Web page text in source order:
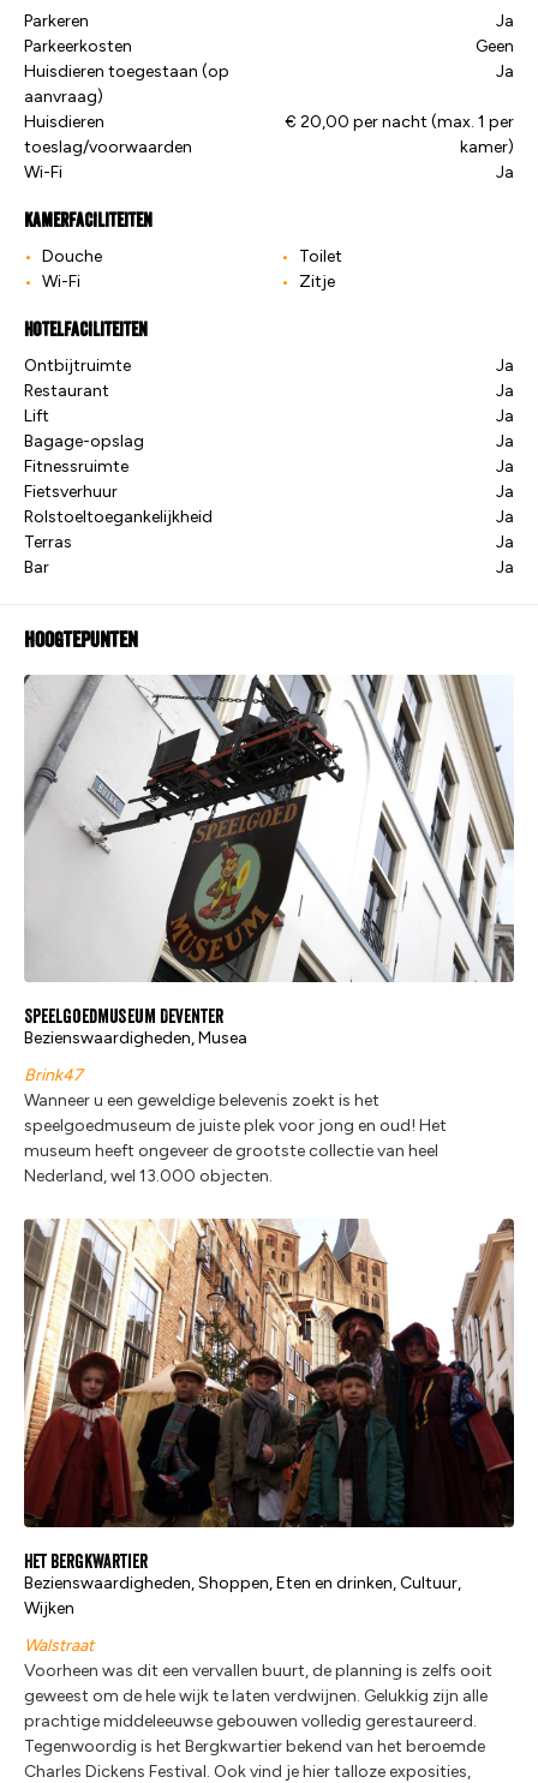
Parkeren
Ja
Parkeerkosten
Geen
Huisdieren toegestaan (op
aanvraag)
Ja
Huisdieren
toeslag/voorwaarden
€ 20,00 per nacht (max. 1 per
kamer)
Wi-Fi
Ja
Kamerfaciliteiten
Douche
Toilet
Wi-Fi
Zitje
Hotelfaciliteiten
Ontbijtruimte
Ja
Restaurant
Ja
Lift
Ja
Bagage-opslag
Ja
Fitnessruimte
Ja
Fietsverhuur
Ja
Rolstoeltoegankelijkheid
Ja
Terras
Ja
Bar
Ja
Hoogtepunten
Speelgoedmuseum Deventer
Bezienswaardigheden, Musea
Brink47
Wanneer u een geweldige belevenis zoekt is het
speelgoedmuseum de juiste plek voor jong en oud! Het
museum heeft ongeveer de grootste collectie van heel
Nederland, wel 13.000 objecten.
Het Bergkwartier
Bezienswaardigheden, Shoppen, Eten en drinken, Cultuur,
Wijken
Walstraat
Voorheen was dit een vervallen buurt, de planning is zelfs ooit
geweest om de hele wijk te laten verdwijnen. Gelukkig zijn alle
prachtige middeleeuwse gebouwen volledig gerestaureerd.
Tegenwoordig is het Bergkwartier bekend van het beroemde
Charles Dickens Festival. Ook vind je hier talloze exposities,